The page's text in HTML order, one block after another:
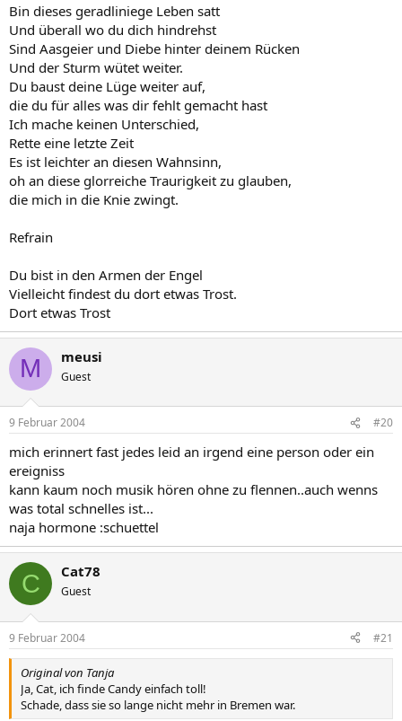
Bin dieses geradliniege Leben satt
Und überall wo du dich hindrehst
Sind Aasgeier und Diebe hinter deinem Rücken
Und der Sturm wütet weiter.
Du baust deine Lüge weiter auf,
die du für alles was dir fehlt gemacht hast
Ich mache keinen Unterschied,
Rette eine letzte Zeit
Es ist leichter an diesen Wahnsinn,
oh an diese glorreiche Traurigkeit zu glauben,
die mich in die Knie zwingt.
Refrain
Du bist in den Armen der Engel
Vielleicht findest du dort etwas Trost.
Dort etwas Trost
M meusi
Guest
9 Februar 2004 #20
mich erinnert fast jedes leid an irgend eine person oder ein
ereigniss
kann kaum noch musik hören ohne zu flennen..auch wenns
was total schnelles ist...
naja hormone :schuettel
C Cat78
Guest
9 Februar 2004 #21
Original von Tanja
Ja, Cat, ich finde Candy einfach toll!
Schade, dass sie so lange nicht mehr in Bremen war.